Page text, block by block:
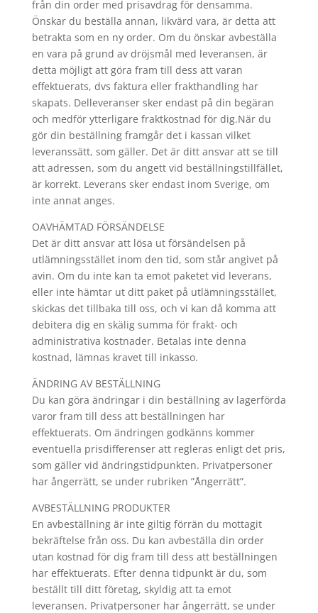
från din order med prisavdrag för densamma.
Önskar du beställa annan, likvärd vara, är detta att
betrakta som en ny order. Om du önskar avbeställa
en vara på grund av dröjsmål med leveransen, är
detta möjligt att göra fram till dess att varan
effektuerats, dvs faktura eller frakthandling har
skapats. Delleveranser sker endast på din begäran
och medför ytterligare fraktkostnad för dig.När du
gör din beställning framgår det i kassan vilket
leveranssätt, som gäller. Det är ditt ansvar att se till
att adressen, som du angett vid beställningstillfället,
är korrekt. Leverans sker endast inom Sverige, om
inte annat anges.
OAVHÄMTAD FÖRSÄNDELSE
Det är ditt ansvar att lösa ut försändelsen på
utlämningsstället inom den tid, som står angivet på
avin. Om du inte kan ta emot paketet vid leverans,
eller inte hämtar ut ditt paket på utlämningsstället,
skickas det tillbaka till oss, och vi kan då komma att
debitera dig en skälig summa för frakt- och
administrativa kostnader. Betalas inte denna
kostnad, lämnas kravet till inkasso.
ÄNDRING AV BESTÄLLNING
Du kan göra ändringar i din beställning av lagerförda
varor fram till dess att beställningen har
effektuerats. Om ändringen godkänns kommer
eventuella prisdifferenser att regleras enligt det pris,
som gäller vid ändringstidpunkten. Privatpersoner
har ångerrätt, se under rubriken ”Ångerrätt”.
AVBESTÄLLNING PRODUKTER
En avbeställning är inte giltig förrän du mottagit
bekräftelse från oss. Du kan avbeställa din order
utan kostnad för dig fram till dess att beställningen
har effektuerats. Efter denna tidpunkt är du, som
beställt till ditt företag, skyldig att ta emot
leveransen. Privatpersoner har ångerrätt, se under